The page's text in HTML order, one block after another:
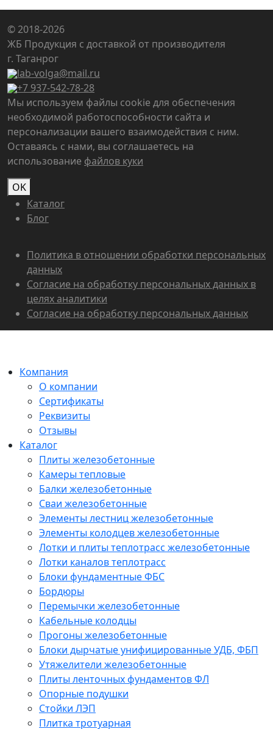
© 2018-2026
ЖБ Продукция с доставкой от производителя
г. Таганрог
lab-volga@mail.ru
+7 937-542-78-28
Мы используем файлы cookie для обеспечения
необходимой работоспособности сайта и
персонализации вашего взаимодействия с ним.
Оставаясь с нами, вы соглашаетесь на
использование файлов куки
OK
Каталог
Блог
Политика в отношении обработки персональных
данных
Согласие на обработку персональных данных в
целях аналитики
Согласие на обработку персональных данных
Компания
О компании
Сертификаты
Реквизиты
Отзывы
Каталог
Плиты железобетонные
Камеры тепловые
Балки железобетонные
Сваи железобетонные
Элементы лестниц железобетонные
Элементы колодцев железобетонные
Лотки и плиты теплотрасс железобетонные
Лотки каналов теплотрасс
Блоки фундаментные ФБС
Бордюры
Перемычки железобетонные
Кабельные колодцы
Прогоны железобетонные
Блоки дырчатые унифицированные УДБ, ФБП
Утяжелители железобетонные
Плиты ленточных фундаментов ФЛ
Опорные подушки
Стойки ЛЭП
Плитка тротуарная